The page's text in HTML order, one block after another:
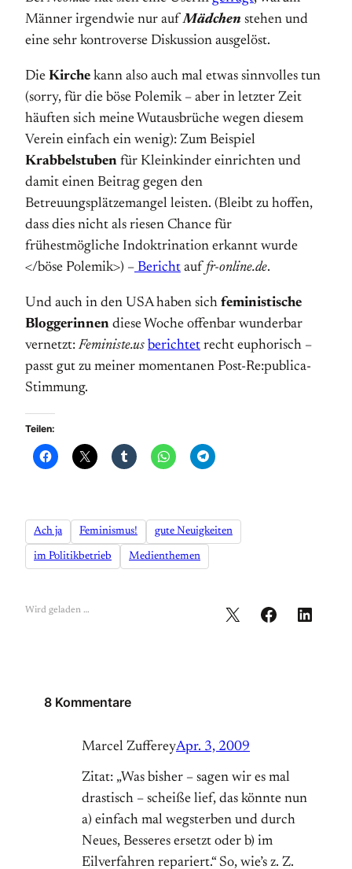
Männer irgendwie nur aufMädchen stehen und
eine sehr kontroverse Diskussion ausgelöst.
Die Kirche kann also auch mal etwas sinnvolles tun
(sorry, für die böse Polemik – aber in letzter Zeit
häuften sich meine Wutausbrüche wegen diesem
Verein einfach ein wenig): Zum Beispiel
Krabbelstuben für Kleinkinder einrichten und
damit einen Beitrag gegen den
Betreuungsplätzemangel leisten. (Bleibt zu hoffen,
dass dies nicht als riesen Chance für
frühestmögliche Indoktrination erkannt wurde
</böse Polemik>) – Bericht auf fr-online.de.
Und auch in den USA haben sich feministische
Bloggerinnen diese Woche offenbar wunderbar
vernetzt: Feministe.us berichtet recht euphorisch –
passt gut zu meiner momentanen Post-Re:publica-
Stimmung.
Teilen:
Ach ja Feminismus! gute Neuigkeiten
im Politikbetrieb Medienthemen
Wird geladen …
8 Kommentare
Marcel ZuffereyApr. 3, 2009
Zitat: „Was bisher – sagen wir es mal
drastisch – scheiße lief, das könnte nun
a) einfach mal wegsterben und durch
Neues, Besseres ersetzt oder b) im
Eilverfahren repariert.“ So, wie’s z. Z.